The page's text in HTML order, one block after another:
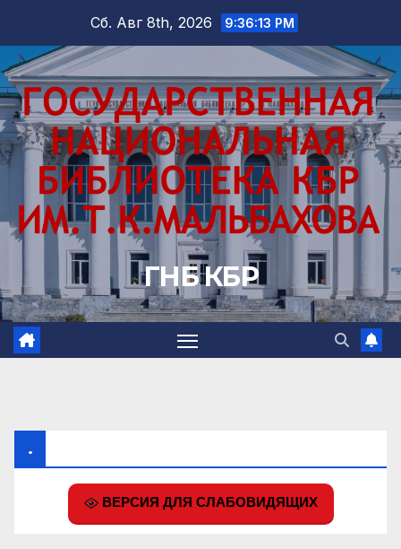
содержимому
Сб. Авг 8th, 2026 9:36:14 PM
ГНБ КБР
.
ВЕРСИЯ ДЛЯ СЛАБОВИДЯЩИХ